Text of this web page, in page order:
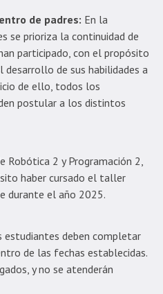
de padres: En la
se prioriza la continuidad de
participado, con el propósito
de sus habilidades a
de ello, todos los
postular a los distintos
Robótica 2 y Programación 2,
haber cursado el taller
durante el año 2025.
estudiantes deben completar
de las fechas establecidas.
y no se atenderán